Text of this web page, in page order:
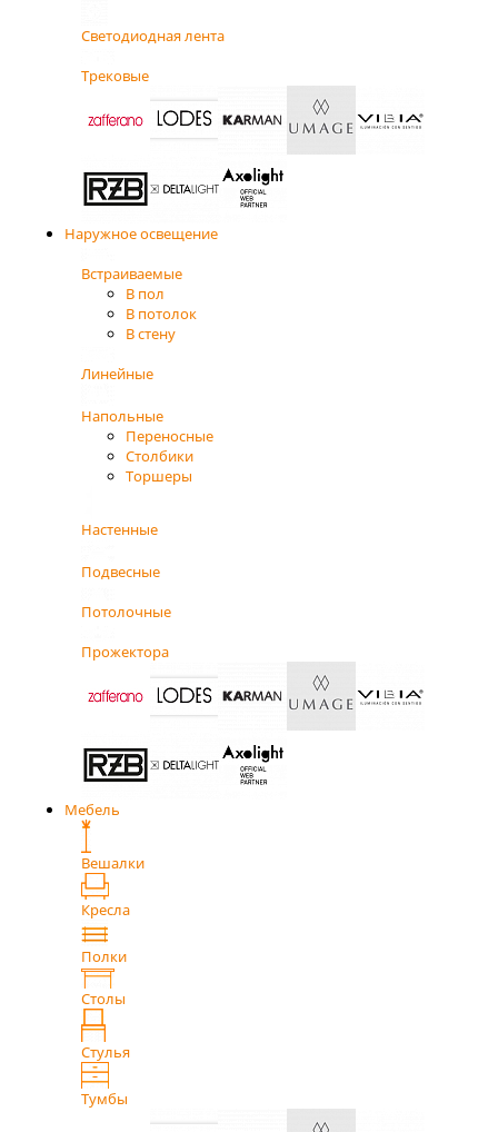
Светодиодная лента
Трековые
Наружное освещение
Встраиваемые
В пол
В потолок
В стену
Линейные
Напольные
Переносные
Столбики
Торшеры
Настенные
Подвесные
Потолочные
Прожектора
Мебель
Вешалки
Кресла
Полки
Столы
Стулья
Тумбы